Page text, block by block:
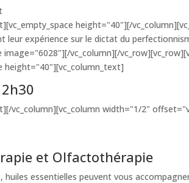
height="40"][/
leur expérience sur le dictat du
image="6028"][/vc_column][/
height="40"][vc_column_text]
vc_column][vc_column width="1/2"
et Olfactothérapie
huiles essentielles peuvent vous